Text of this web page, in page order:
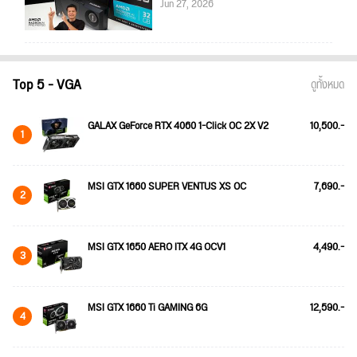
Top 5 - VGA ดูทั้งหมด
1 GALAX GeForce RTX 4060 1-Click OC 2X V2 10,500.-
2 MSI GTX 1660 SUPER VENTUS XS OC 7,690.-
3 MSI GTX 1650 AERO ITX 4G OCV1 4,490.-
4 MSI GTX 1660 Ti GAMING 6G 12,590.-